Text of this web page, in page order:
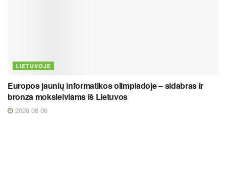
LIETUVOJE
Europos jaunių informatikos olimpiadoje – sidabras ir
bronza moksleiviams iš Lietuvos
2026 08 06